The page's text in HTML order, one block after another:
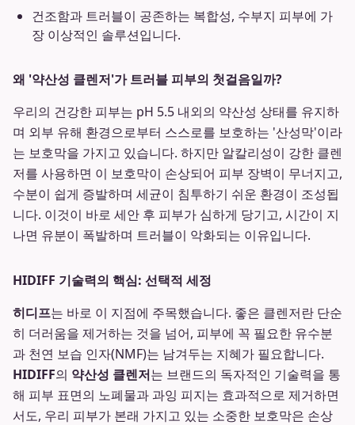
건조함과 트러블이 공존하는 복합성, 수부지 피부에 가
장 이상적인 솔루션입니다.
왜 '약산성 클렌저'가 트러블 피부의 첫걸음일까?
우리의 건강한 피부는 pH 5.5 내외의 약산성 상태를 유지하
며 외부 유해 환경으로부터 스스로를 보호하는 '산성막'이라
는 보호막을 가지고 있습니다. 하지만 알칼리성이 강한 클렌
저를 사용하면 이 보호막이 손상되어 피부 장벽이 무너지고,
수분이 쉽게 증발하며 세균이 침투하기 쉬운 환경이 조성됩
니다. 이것이 바로 세안 후 피부가 심하게 당기고, 시간이 지
나면 유분이 폭발하며 트러블이 악화되는 이유입니다.
HIDIFF 기술력의 핵심: 선택적 세정
히디프는 바로 이 지점에 주목했습니다. 좋은 클렌저란 단순
히 더러움을 제거하는 것을 넘어, 피부에 꼭 필요한 유수분
과 천연 보습 인자(NMF)는 남겨두는 지혜가 필요합니다.
HIDIFF의 약산성 클렌저는 브랜드의 독자적인 기술력을 통
해 피부 표면의 노폐물과 과잉 피지는 효과적으로 제거하면
서도, 우리 피부가 본래 가지고 있는 소중한 보호막은 손상